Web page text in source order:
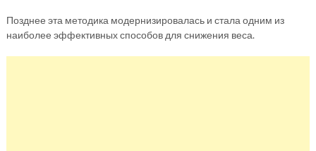
Позднее эта методика модернизировалась и стала одним из
наиболее эффективных способов для снижения веса.